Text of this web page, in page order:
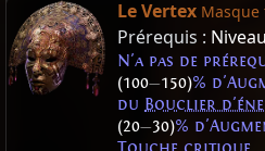
Le Vertex
Prérequis :
N'a pas de
(100—150)%
du Bouclier
(20—30)%